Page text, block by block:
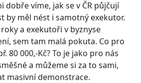
dobře víme, jak se v ČR půjčují
by měl nést i samotný exekutor.
a exekutoři v byznyse
sem tam malá pokuta. Co pro
80 000,-Kč? To je jako pro nás
a můžeme si za to sami,
masivní demonstrace.